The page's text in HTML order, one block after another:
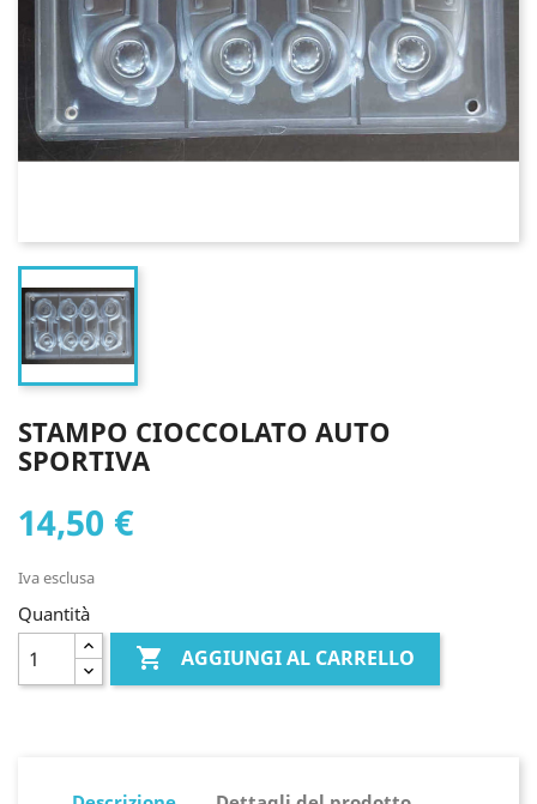
STAMPO CIOCCOLATO AUTO
SPORTIVA
14,50 €
Iva esclusa
Quantità
 AGGIUNGI AL CARRELLO